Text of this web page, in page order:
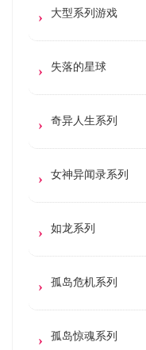
大型系列游戏
失落的星球
奇异人生系列
女神异闻录系列
如龙系列
孤岛危机系列
孤岛惊魂系列